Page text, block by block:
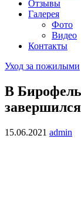
Отзывы
Галерея
Фото
Видео
Контакты
Уход за пожилыми
В
15.06.2021 admin